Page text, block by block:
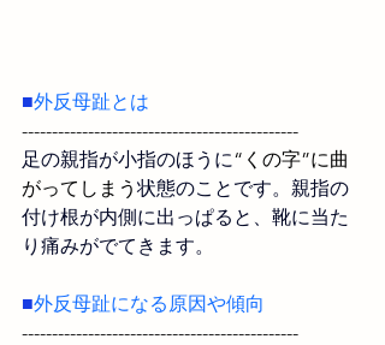
■外反母趾とは
----------------------------------------------
足の親指が小指のほうに“くの字”に曲
がってしまう 状態のことです。親指の
付け根が内側に出っぱると、靴に当た
り痛みがでてきます。
■外反母趾になる 原因や傾向
----------------------------------------------